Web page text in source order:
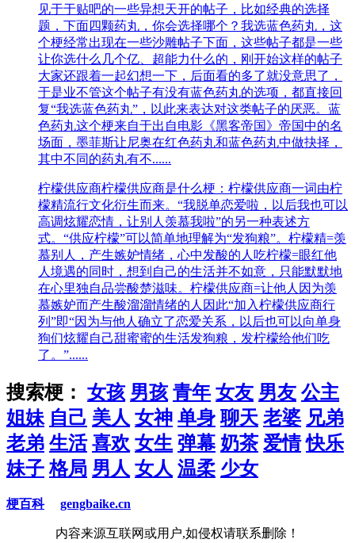
见于于贴吧的一些异想天开的帖子，比如经典的选择
题，下面四颗药丸，你会选择哪个？我选蓝色药丸，这
个梗经常出现在一些沙雕帖子下面，这些帖子都是一些
让你选什么几个亿、超能力什么的，刚开始这样的帖子
大家还跟着一起幻想一下，后面看的多了就没意思了，
于是业不管这个帖子有没有蓝色药丸的选项，都直接回
复“我选蓝色药丸”，以此来表达对这类帖子的厌恶。蓝
色药丸这个梗来自于出自‌‌‌‌‌‌‌‌电影《黑客帝国》帝国中的名
场面，墨菲斯让尼奥在红色药丸和蓝色药丸中做抉择，
其中不同的药丸有不......
柠檬供应商柠檬供应商是什么梗：柠檬供应商一词由柠
檬精流行文化衍生而来。“我脱单恋爱啦，以后我也可以
高调炫耀恋情，让别人羡慕我啦”的另一种表述方
式。“供应柠檬”可以简单地理解为“发狗粮”。柠檬精=羡
慕别人，产生嫉妒情绪，心中发酸的人吃柠檬=眼红他
人境遇的同时，想到自己的生活并不如意，只能默默地
在心里独自品尝酸楚滋味。柠檬供应商=让他人因为羡
慕嫉妒而产生酸溜溜情绪的人因此“加入柠檬供应商行
列”即“因为与他人确立了恋爱关系，以后也可以向单身
狗们炫耀自己甜蜜蜜的生活发狗粮，发柠檬给他们吃
了。”......
搜索梗： 女孩 男孩 青年 女友 男友 公主
姐妹 自己 美人 女神 单身 聊天 老婆 兄弟
老弟 生活 喜欢 女生 弹幕 奶茶 爱情 快乐
妹子 格局 男人 女人 温柔 少女
梗百科 gengbaike.cn
内容来源互联网或用户,如侵权请联系删除！